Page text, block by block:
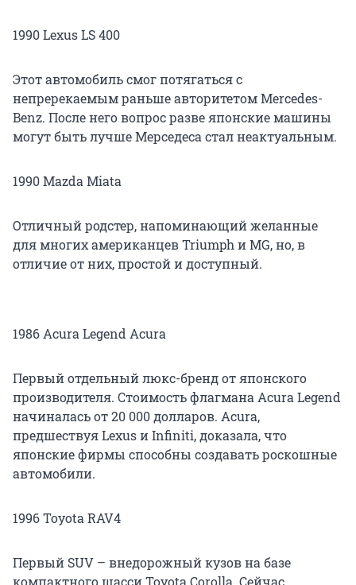
1990 Lexus LS 400
Этот автомобиль смог потягаться с
непререкаемым раньше авторитетом Mercedes-
Benz. После него вопрос разве японские машины
могут быть лучше Мерседеса стал неактуальным.
1990 Mazda Miata
Отличный родстер, напоминающий желанные
для многих американцев Triumph и MG, но, в
отличие от них, простой и доступный.
1986 Acura Legend Acura
Первый отдельный люкс-бренд от японского
производителя. Стоимость флагмана Acura Legend
начиналась от 20 000 долларов. Acura,
предшествуя Lexus и Infiniti, доказала, что
японские фирмы способны создавать роскошные
автомобили.
1996 Toyota RAV4
Первый SUV – внедорожный кузов на базе
компактного шасси Toyota Corolla. Сейчас